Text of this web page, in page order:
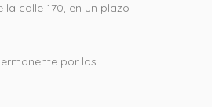
calle 170, en un plazo
por los